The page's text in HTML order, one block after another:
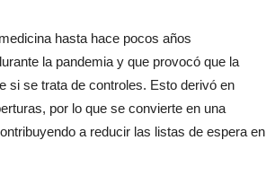
hasta hace pocos años
la pandemia y que provocó que la
si se trata de controles. Esto derivó en
por lo que se convierte en una
a reducir las listas de espera en